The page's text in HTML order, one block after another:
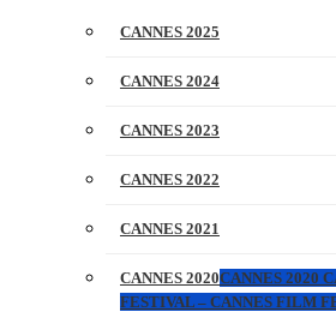
CANNES 2025
CANNES 2024
CANNES 2023
CANNES 2022
CANNES 2021
CANNES 2020CANNES 2020
FESTIVAL – CANNES FILM